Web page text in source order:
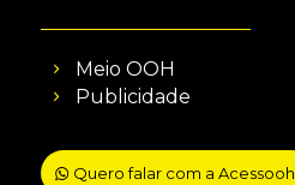
Meio OOH
Publicidade
Quero falar com a Acessooh